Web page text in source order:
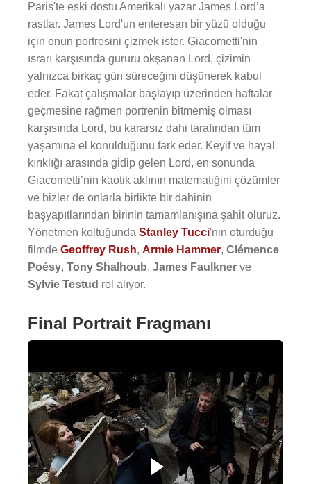
Paris'te eski dostu Amerikalı yazar James Lord’a
rastlar. James Lord'un enteresan bir yüzü olduğu
için onun portresini çizmek ister. Giacometti'nin
ısrarı karşısında gururu okşanan Lord, çizimin
yalnızca birkaç gün süreceğini düşünerek kabul
eder. Fakat çalışmalar başlayıp üzerinden haftalar
geçmesine rağmen portrenin bitmemiş olması
karşısında Lord, bu kararsız dahi tarafından tüm
yaşamına el konulduğunu fark eder. Keyif ve hayal
kırıklığı arasında gidip gelen Lord, en sonunda
Giacometti’nin kaotik aklının matematiğini çözümler
ve bizler de onlarla birlikte bir dahinin
başyapıtlarından birinin tamamlanışına şahit oluruz.
Yönetmen koltuğunda Stanley Tucci'nin oturduğu
filmde Geoffrey Rush, Armie Hammer, Clémence
Poésy, Tony Shalhoub, James Faulkner ve
Sylvie Testud rol alıyor.
Final Portrait Fragmanı